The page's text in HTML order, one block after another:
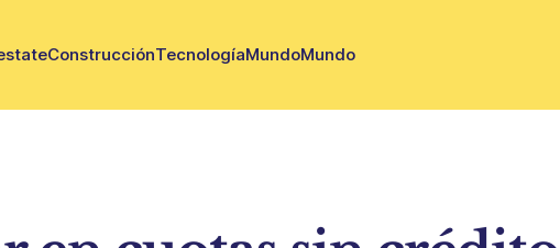
ConstrucciónTecnologíaMundoMundo